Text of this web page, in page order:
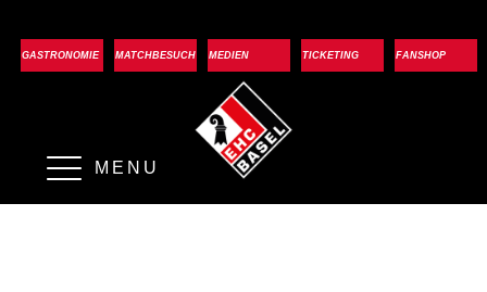
GASTRONOMIE MATCHBESUCH MEDIEN TICKETING FANSHOP
MENU